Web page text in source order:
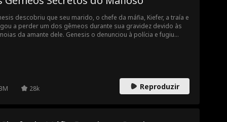
descobriu que seu marido, o chefe da máfia, Kiefer, a traía e
a perder um dos gêmeos durante sua gravidez devido às
da amante dele. Genesis o denunciou à polícia e fugiu
O'Reilly, o chefe da máfia implacável, só quer uma coisa:
o amor de Genesis.
28k Reproduzir